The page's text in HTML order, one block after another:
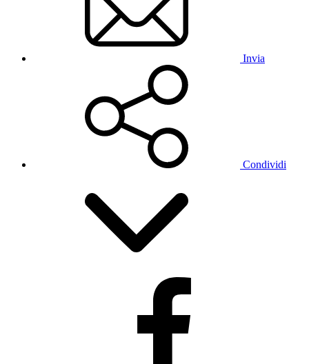
Invia
Condividi